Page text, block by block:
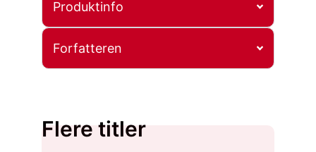
Produktinfo
Forfatteren
Flere titler